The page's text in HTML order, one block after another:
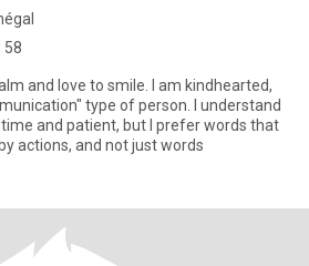
58
and love to smile. I am kindhearted,
type of person. I understand
actions, and not just words